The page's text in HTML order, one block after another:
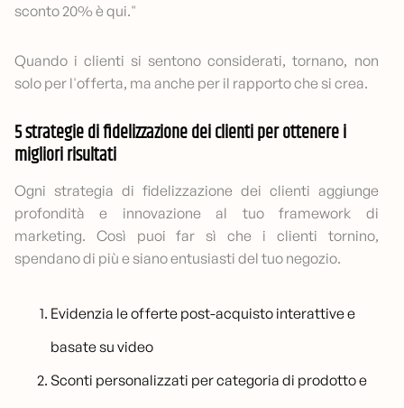
sconto 20% è qui."
Quando i clienti si sentono considerati, tornano, non
solo per l'offerta, ma anche per il rapporto che si crea.
5 strategie di fidelizzazione dei clienti per ottenere i
migliori risultati
Ogni strategia di fidelizzazione dei clienti aggiunge
profondità e innovazione al tuo framework di
marketing. Così puoi far sì che i clienti tornino,
spendano di più e siano entusiasti del tuo negozio.
Evidenzia le offerte post-acquisto interattive e
basate su video
Sconti personalizzati per categoria di prodotto e